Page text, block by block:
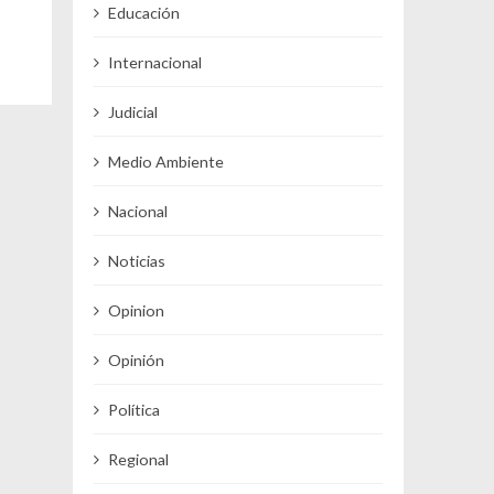
Educación
Internacional
Judicial
Medio Ambiente
Nacional
Noticias
Opinion
Opinión
Política
Regional